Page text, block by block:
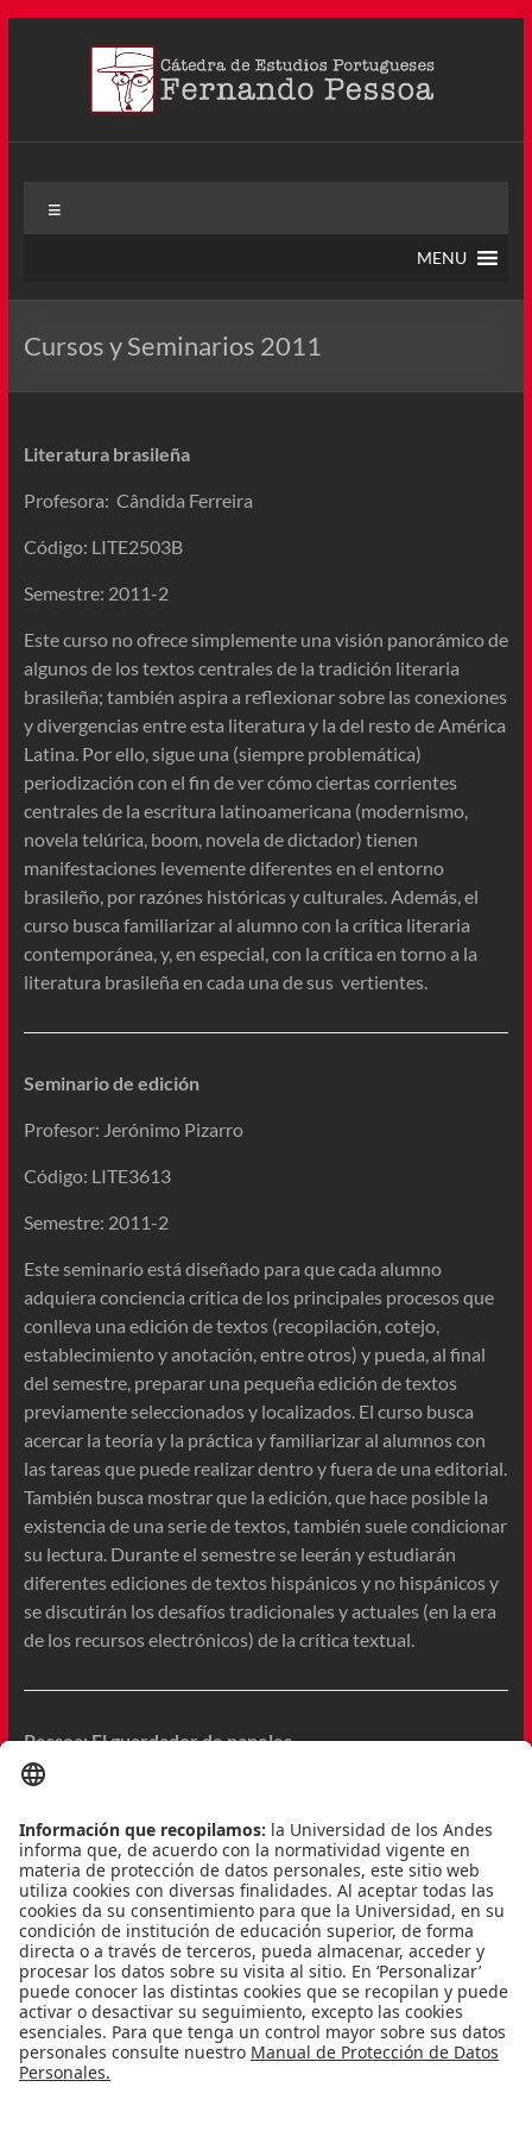
Cátedra Pessoa
creada en agosto de 2011, tras la Semana de Portugal. Esta
MENU
Cursos y Seminarios 2011
Literatura brasileña
Profesora: Cândida Ferreira
Código: LITE2503B
Semestre: 2011-2
Este curso no ofrece simplemente una visión panorámico de
algunos de los textos centrales de la tradición literaria
brasileña; también aspira a reflexionar sobre las conexiones
y divergencias entre esta literatura y la del resto de América
Latina. Por ello, sigue una (siempre problemática)
periodización con el fin de ver cómo ciertas corrientes
centrales de la escritura latinoamericana (modernismo,
novela telúrica, boom, novela de dictador) tienen
manifestaciones levemente diferentes en el entorno
brasileño, por razónes históricas y culturales. Además, el
curso busca familiarizar al alumno con la crítica literaria
contemporánea, y, en especial, con la crítica en torno a la
literatura brasileña en cada una de sus vertientes.
Seminario de edición
Profesor: Jerónimo Pizarro
Código: LITE3613
Semestre: 2011-2
Este seminario está diseñado para que cada alumno
adquiera conciencia crítica de los principales procesos que
conlleva una edición de textos (recopilación, cotejo,
establecimiento y anotación, entre otros) y pueda, al final
del semestre, preparar una pequeña edición de textos
previamente seleccionados y localizados. El curso busca
acercar la teoría y la práctica y familiarizar al alumnos con
las tareas que puede realizar dentro y fuera de una editorial.
También busca mostrar que la edición, que hace posible la
existencia de una serie de textos, también suele condicionar
su lectura. Durante el semestre se leerán y estudiarán
diferentes ediciones de textos hispánicos y no hispánicos y
se discutirán los desafíos tradicionales y actuales (en la era
de los recursos electrónicos) de la crítica textual.
Pessoa: El guardador de papeles
Profesor: Jerónimo Pizarro
Código: LITE-2518B
Semestre: 2011-2
Este curso estará dedicado a uno de los mayores escritores
del siglo XX, en torno del cual gira en gran medida el
modernismo portugués. Fernando Pessoa escribió a veces
bajo su nombre y otras bajo el de varios heterónimos,
personalidades literarias y «figuras de sueño». El recorrido
por su obra permitirá descubrir un universo múltiple que